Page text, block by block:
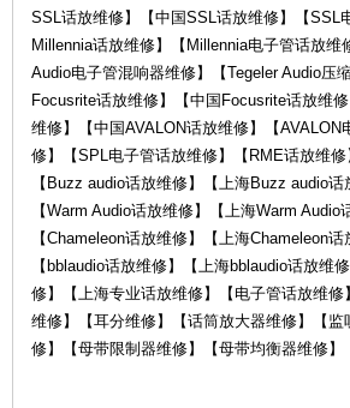
SSL话放维修】【中国SSL话放维修】【SSL
Millennia话放维修】【Millennia电子管话放
Audio电子管混响器维修】【Tegeler Audio压
Focusrite话放维修】【中国Focusrite话放维
维修】【中国AVALON话放维修】【
修】【SPL电子管话放维修】【RME话放维
【Buzz audio话放维修】【上海Buzz audio
【Warm Audio话放维修】【上海Warm
【Chameleon话放维修】【上海Chameleon
【bblaudio话放维修】【上海bblaudio话放
修】【上海专业话放维修】【电子管话放维
维修】【耳分维修】【话筒放大器维修】【
修】【母带限制器维修】【母带均衡器维修】